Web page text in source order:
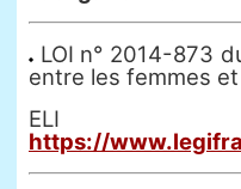
LOI n° 2014-873
entre les femmes
https://